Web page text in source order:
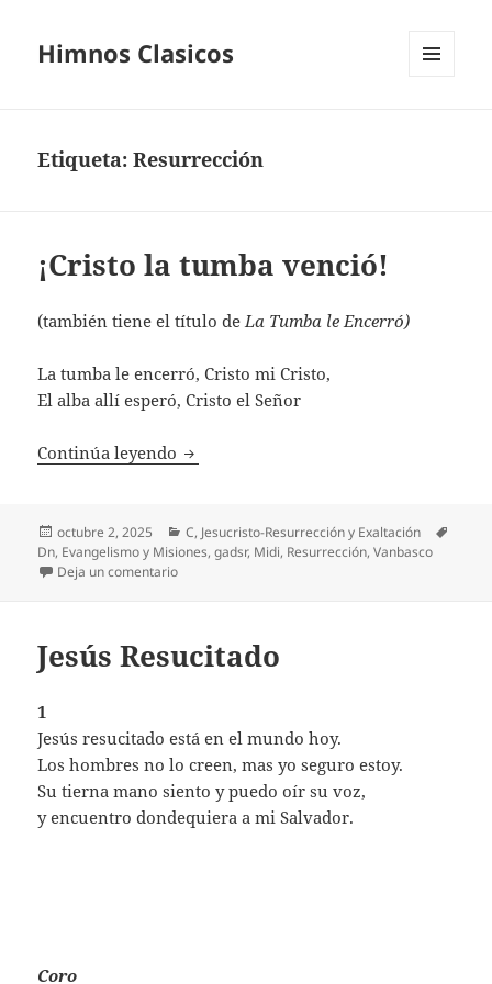
Himnos Clasicos
Etiqueta:Resurrección
¡Cristo la tumba venció!
(también tiene el título deLa Tumba le Encerró)
La tumba le encerró, Cristo mi Cristo,
El alba allí esperó, Cristo el Señor
Continúa leyendo ¡Cristo la tumba venció!
Publicado
el
octubre 2, 2025 Categorías
C, Jesucristo-Resurrección y Exaltación
Dn, Evangelismo y Misiones,gadsr, Midi, Resurrección,Vanbasco
Deja un comentarioen ¡Cristo la tumba venció!
Jesús Resucitado
1
Jesús resucitado está en el mundo hoy.
Los hombres no lo creen, mas yo seguro estoy.
Su tierna mano siento y puedo oír su voz,
y encuentro dondequiera a mi Salvador.
Coro